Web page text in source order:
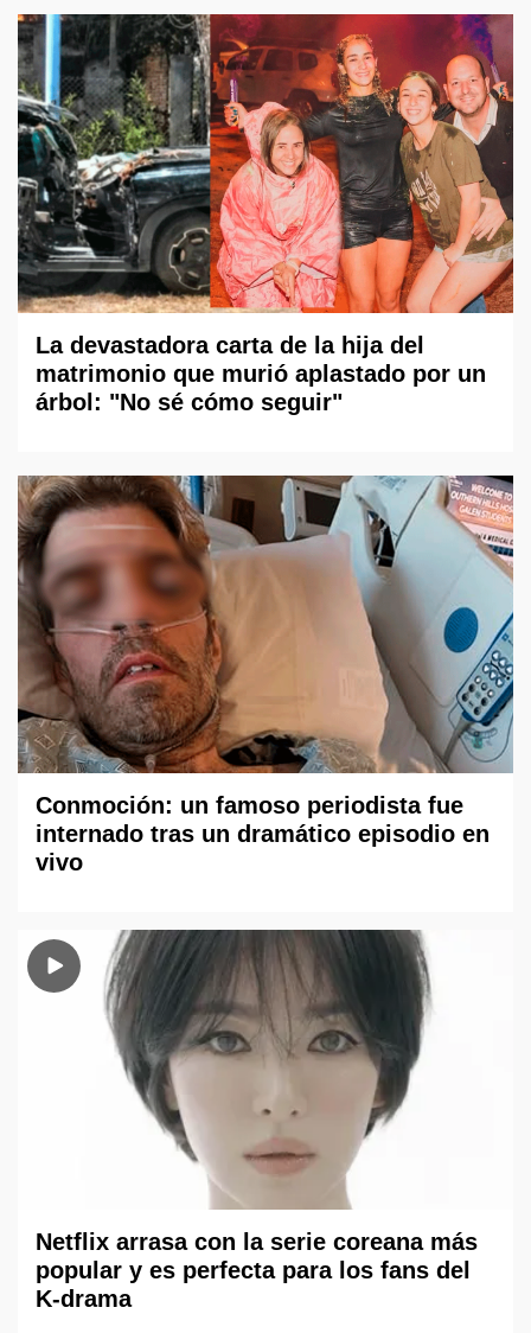
La devastadora carta de la hija del
matrimonio que murió aplastado por un
árbol: "No sé cómo seguir"
Conmoción: un famoso periodista fue
internado tras un dramático episodio en
vivo
Netflix arrasa con la serie coreana más
popular y es perfecta para los fans del
K-drama